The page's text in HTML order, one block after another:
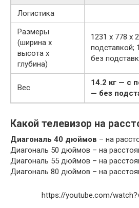
Логистика
Размеры
(ширина x
высота x
глубина)
1231 x 778 x
подставкой;
без
Вес
14.2 кг — с
— без
Какой телевизор на
Диагональ 40 дюймов – на
Диагональ 50 дюймов – на
Диагональ 55 дюймов – на
Диагональ 80 дюймов – на
https://youtube.com/